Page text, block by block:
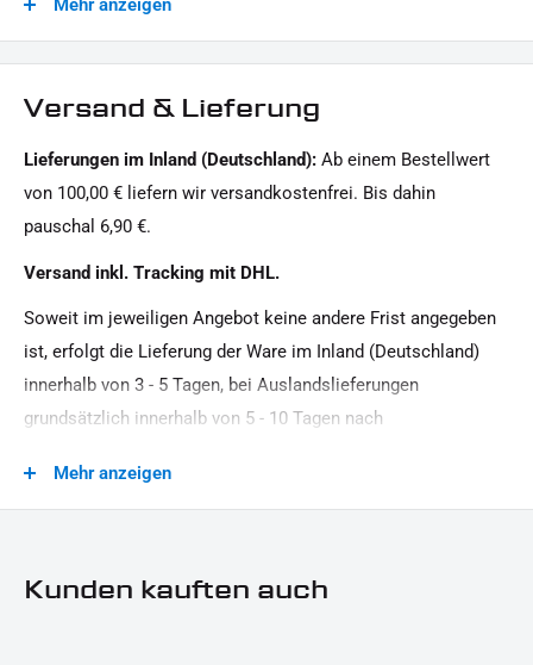
1x Montagehinweise
Generation:
Aluminium
Menge:
Harley-Davidson
Mehr anzeigen
Versand & Lieferung
Lieferungen im Inland (Deutschland): Ab einem Bestellwert
von 100,00 € liefern wir versandkostenfrei. Bis dahin
pauschal 6,90 €.
Versand inkl. Tracking mit DHL.
Soweit im jeweiligen Angebot keine andere Frist angegeben
ist, erfolgt die Lieferung der Ware im Inland (Deutschland)
innerhalb von 3 - 5 Tagen, bei Auslandslieferungen
grundsätzlich innerhalb von 5 - 10 Tagen nach
Zeitpunkt Ihrer Zahlungsanweisung).Beachten Sie, dass an
Mehr anzeigen
Kunden kauften auch